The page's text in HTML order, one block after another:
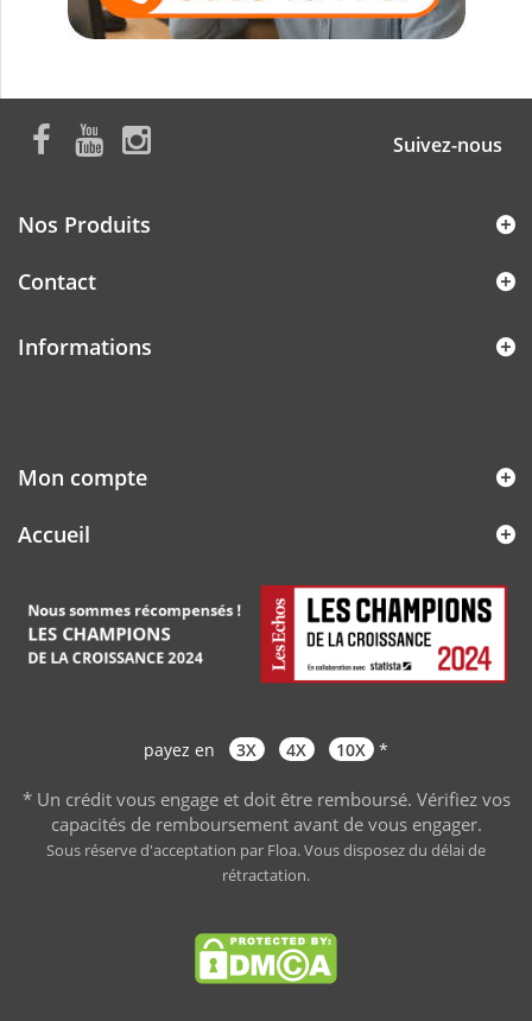
Suivez-nous
Nos Produits
Contact
Informations
Mon compte
Accueil
payez en 3X 4X 10X *
* Un crédit vous engage et doit être remboursé. Vérifiez vos
capacités de remboursement avant de vous engager.
Sous réserve d'acceptation par Floa. Vous disposez du délai de
rétractation.